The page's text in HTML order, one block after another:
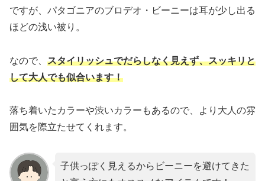
ですが、パタゴニアのブロデオ・ビーニーは耳が少し出る
ほどの浅い被り。
なので、 スタイリッシュでだらしなく見えず、スッキリと
して大人でも似合います！
落ち着いたカラーや渋いカラーもあるので、より大人の雰
囲気を際立たせてくれます。
子供っぽく見えるからビーニーを避けてきた